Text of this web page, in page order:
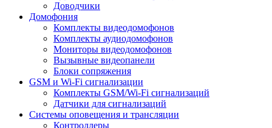
Доводчики
Домофония
Комплекты видеодомофонов
Комплекты аудиодомофонов
Мониторы видеодомофонов
Вызывные видеопанели
Блоки сопряжения
GSM и Wi-Fi сигнализации
Комплекты GSM/Wi-Fi сигнализаций
Датчики для сигнализаций
Системы оповещения и трансляции
Контроллеры